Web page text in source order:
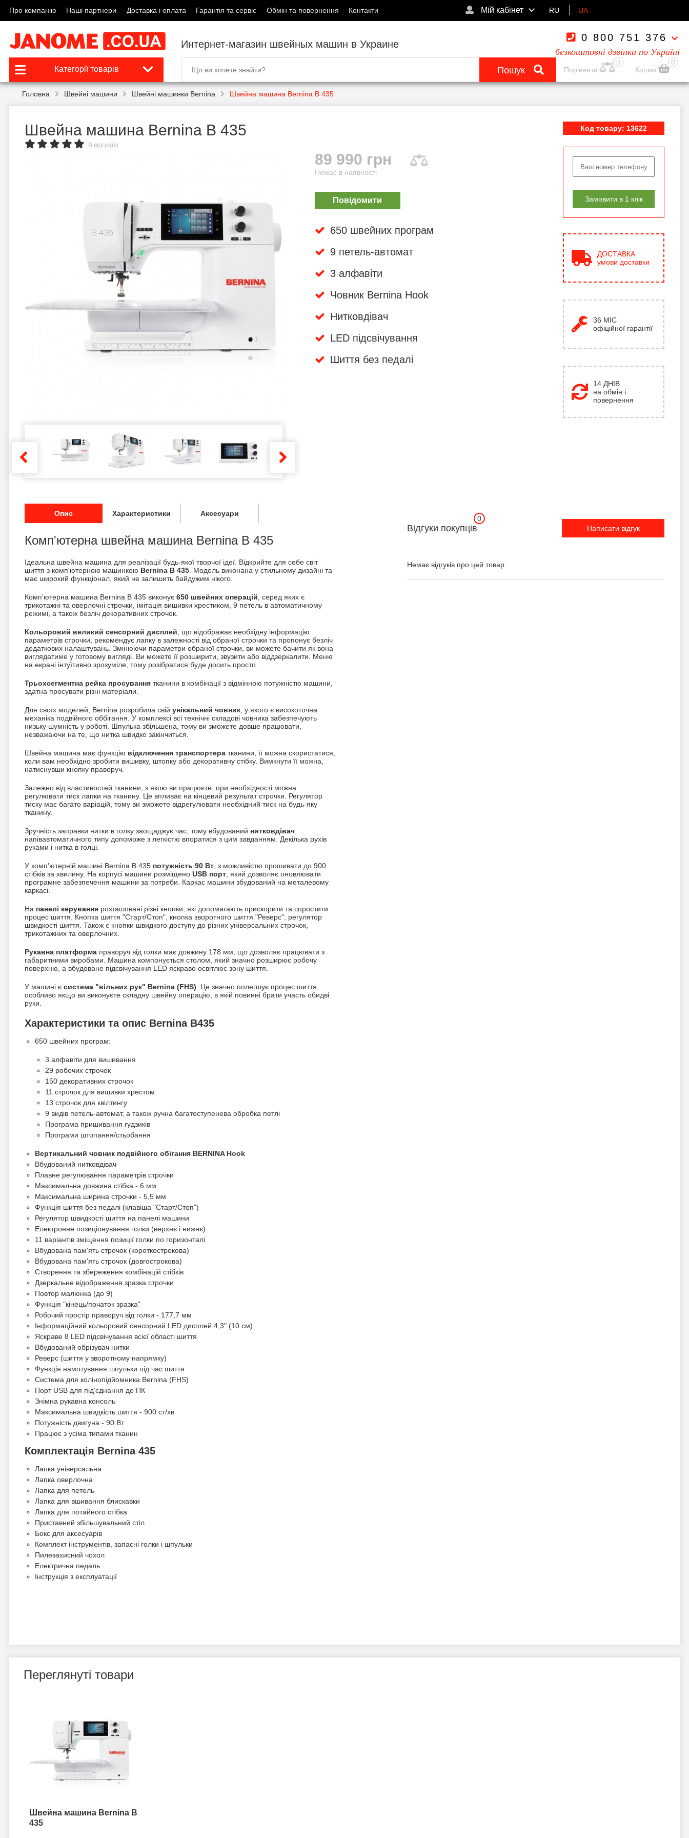
Про компанію Наші партнери Доставка і оплата Гарантія та сервіс Обмін та повернення Контакти Мій кабінет RU UA
Интернет-магазин швейных машин в Украине
0 800 751 376
безкоштовні дзвінки по Україні
Категорії товарів Пошук
0
Порівняти
0
Кошик
Головна Швейні машини Швейні машинки Bernina Швейна машина Bernina B 435
Швейна машина Bernina B 435
0 відгук(ів)
89 990 грн
Немає в наявності
Повідомити
650 швейних програм
9 петель-автомат
3 алфавіти
Човник Bernina Hook
Нитковдівач
LED підсвічування
Шиття без педалі
Код товару: 13622
Замовити в 1 клік
ДОСТАВКА
умови доставки
36 МІС
офіційної гарантії
14 ДНІВ
на обмін і
повернення
Опис Характеристики Аксесуари
Комп'ютерна швейна машина Bernina B 435
Ідеальна швейна машина для реалізації будь-якої творчої ідеї. Відкрийте для себе світ
шиття з комп'ютерною машинкою Bernina B 435 . Модель виконана у стильному дизайні та
має широкий функціонал, який не залишить байдужим нікого.
Комп'ютерна машина Bernina B 435 виконує 650 швейних операцій , серед яких є
трикотажні та оверлочні строчки, імітація вишивки хрестиком, 9 петель в автоматичному
режимі, а також безліч декоративних строчок.
Кольоровий великий сенсорний дисплей , що відображає необхідну інформацію
параметрів строчки, рекомендує лапку в залежності від обраної строчки та пропонує безліч
додаткових налаштувань. Змінюючи параметри обраної строчки, ви можете бачити як вона
виглядатиме у готовому вигляді. Ви можете її розширити, звузити або віддзеркалити. Меню
на екрані інтуїтивно зрозуміле, тому розібратися буде досить просто.
Трьохсегментна рейка просування тканини в комбінації з відмінною потужністю машини,
здатна просувати різні матеріали.
Для своїх моделей, Bernina розробила свій унікальний човник , у якого є високоточна
механіка подвійного оббігання. У комплексі всі технічні складові човника забезпечують
низьку шумність у роботі. Шпулька збільшена, тому ви зможете довше працювати,
незважаючи на те, що нитка швидко закінчиться.
Швейна машина має функцію відключення транспортера тканини, її можна скористатися,
коли вам необхідно зробити вишивку, штопку або декоративну стібку. Вимкнути її можна,
натиснувши кнопку праворуч.
Залежно від властивостей тканини, з якою ви працюєте, при необхідності можна
регулювати тиск лапки на тканину. Це впливає на кінцевий результат строчки. Регулятор
тиску має багато варіацій, тому ви зможете відрегулювати необхідний тиск на будь-яку
тканину.
Зручність заправки нитки в голку заощаджує час, тому вбудований нитковдівач
напівавтоматичного типу допоможе з легкістю впоратися з цим завданням. Декілька рухів
руками і нитка в голці.
У комп'ютерній машині Bernina B 435 потужність 90 Вт , з можливістю прошивати до 900
стібків за хвилину. На корпусі машини розміщено USB порт , який дозволяє оновлювати
програмне забезпечення машини за потреби. Каркас машини збудований на металевому
каркасі.
На панелі керування розташовані різні кнопки, які допомагають прискорити та спростити
процес шиття. Кнопка шиття "Старт/Стоп", кнопка зворотного шиття "Реверс", регулятор
швидкості шиття. Також є кнопки швидкого доступу до різних універсальних строчок,
трикотажних та оверлочних.
Рукавна платформа праворуч від голки має довжину 178 мм, що дозволяє працювати з
габаритними виробами. Машина компонується столом, який значно розширює робочу
поверхню, а вбудоване підсвічування LED яскраво освітлює зону шиття.
У машині є система "вільних рук" Bernina (FHS) . Це значно полегшує процес шиття,
особливо якщо ви виконуєте складну швейну операцію, в якій повинні брати участь обидві
руки.
Характеристики та опис Bernina B435
650 швейних програм:
3 алфавіти для вишивання
29 робочих строчок
150 декоративних строчок
11 строчок для вишивки хрестом
13 строчок для квілтингу
9 видів петель-автомат, а також ручна багатоступенева обробка петлі
Програма пришивання гудзиків
Програми штопання/стьобання
Вертикальний човник подвійного обігання BERNINA Hook
Вбудований нитковдівач
Плавне регулювання параметрів строчки
Максимальна довжина стібка - 6 мм
Максимальна ширина строчки - 5,5 мм
Функція шиття без педалі (клавіша "Старт/Стоп")
Регулятор швидкості шиття на панелі машини
Електронне позиціонування голки (верхнє і нижнє)
11 варіантів зміщення позиції голки по горизонталі
Вбудована пам'ять строчок (короткострокова)
Вбудована пам'ять строчок (довгострокова)
Створення та збереження комбінацій стібків
Дзеркальне відображення зразка строчки
Повтор малюнка (до 9)
Функція "кінець/початок зразка"
Робочий простір праворуч від голки - 177,7 мм
Інформаційний кольоровий сенсорний LED дисплей 4,3" (10 см)
Яскраве 8 LED підсвічування всієї області шиття
Вбудований обрізувач нитки
Реверс (шиття у зворотному напрямку)
Функція намотування шпульки під час шиття
Система для колінопідйомника Bernina (FHS)
Порт USB для під'єднання до ПК
Знімна рукавна консоль
Максимальна швидкість шиття - 900 ст/хв
Потужність двигуна - 90 Вт
Працює з усіма типами тканин
Комплектація Bernina 435
Лапка універсальна
Лапка оверлочна
Лапка для петель
Лапка для вшивання блискавки
Лапка для потайного стібка
Приставний збільшувальний стіл
Бокс для аксесуарів
Комплект інструментів, запасні голки і шпульки
Пилезахисний чохол
Електрична педаль
Інструкція з експлуатації
Відгуки покупців
0
Написати відгук
Немає відгуків про цей товар.
Переглянуті товари
Швейна машина Bernina B
435